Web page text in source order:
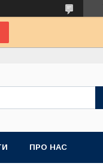
ПРО НАС